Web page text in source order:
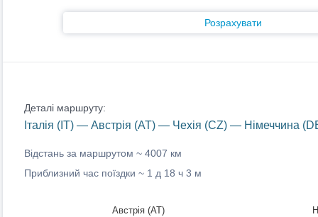
Розрахувати
Деталі маршруту:
Італія (IT) — Австрія (AT) — Чехія (CZ) — Німеччина
Відстань за маршрутом ~ 4007 км
Приблизний час поїздки ~ 1 д 18 ч 3 м
Австрія (AT)